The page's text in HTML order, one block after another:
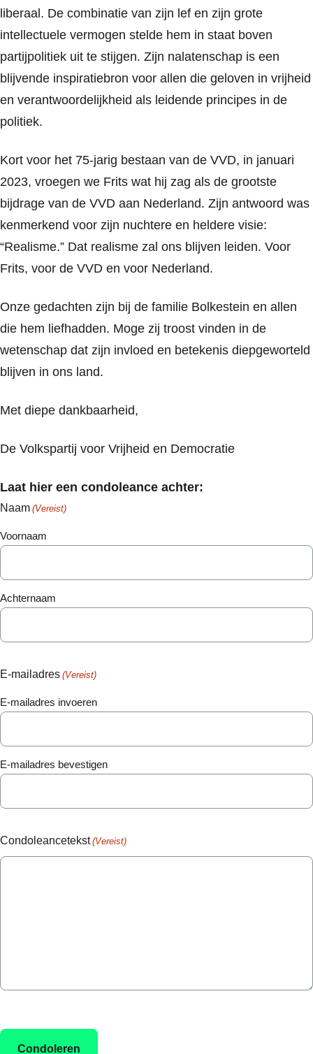
liberaal. De combinatie van zijn lef en zijn grote
intellectuele vermogen stelde hem in staat boven
partijpolitiek uit te stijgen. Zijn nalatenschap is een
blijvende inspiratiebron voor allen die geloven in vrijheid
en verantwoordelijkheid als leidende principes in de
politiek.
Kort voor het 75-jarig bestaan van de VVD, in januari
2023, vroegen we Frits wat hij zag als de grootste
bijdrage van de VVD aan Nederland. Zijn antwoord was
kenmerkend voor zijn nuchtere en heldere visie:
“Realisme.” Dat realisme zal ons blijven leiden. Voor
Frits, voor de VVD en voor Nederland.
Onze gedachten zijn bij de familie Bolkestein en allen
die hem liefhadden. Moge zij troost vinden in de
wetenschap dat zijn invloed en betekenis diepgeworteld
blijven in ons land.
Met diepe dankbaarheid,
De Volkspartij voor Vrijheid en Democratie
Laat hier een condoleance achter:
Naam (Vereist)
Voornaam
Achternaam
E-mailadres (Vereist)
E-mailadres invoeren
E-mailadres bevestigen
Condoleancetekst (Vereist)